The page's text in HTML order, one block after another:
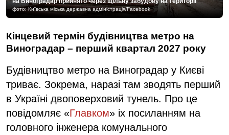
фото: Київська міська державна адміністрація/Facebook
Кінцевий термін будівництва метро на
Виноградар – перший квартал 2027 року
Будівництво метро на Виноградар у Києві
триває. Зокрема, наразі там зводять перший
в Україні двоповерховий тунель. Про це
повідомляє «Главком» іх посиланням на
головного інженера комунального